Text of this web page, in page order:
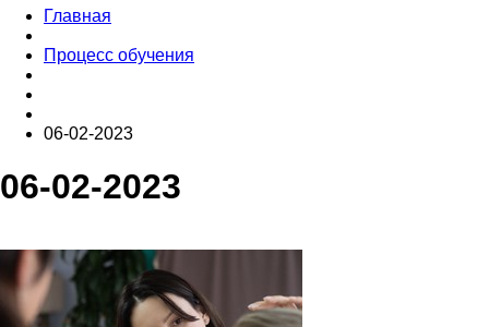
Главная
Процесс обучения
06-02-2023
06-02-2023